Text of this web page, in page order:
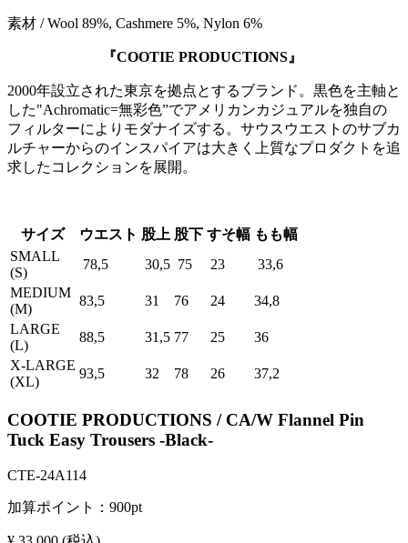
素材 / Wool 89%, Cashmere 5%, Nylon 6%
『COOTIE PRODUCTIONS』
2000年設立された東京を拠点とするブランド。黒色を主軸と
した"Achromatic=無彩色”でアメリカンカジュアルを独自の
フィルターによりモダナイズする。サウスウエストのサブカ
ルチャーからのインスパイアは大きく上質なプロダクトを追
求したコレクションを展開。
サイズ ウエスト 股上 股下 すそ幅 もも幅
SMALL
(S)
78,5 30,5 75 23
33,6
MEDIUM
(M)
83,5 31 76 24
34,8
LARGE
(L)
88,5 31,5 77 25
36
X-LARGE
(XL)
93,5 32 78 26 37,2
COOTIE PRODUCTIONS / CA/W Flannel Pin
Tuck Easy Trousers -Black-
CTE-24A114
加算ポイント： 900pt